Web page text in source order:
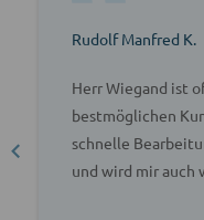
Rudolf Manfred K.
Herr Wiegand ist
bestmöglichen
schnelle
und wird mir auch